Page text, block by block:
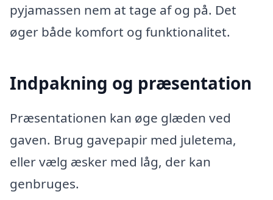
pyjamassen nem at tage af og på. Det
øger både komfort og funktionalitet.
Indpakning og præsentation
Præsentationen kan øge glæden ved
gaven. Brug gavepapir med juletema,
eller vælg æsker med låg, der kan
genbruges.